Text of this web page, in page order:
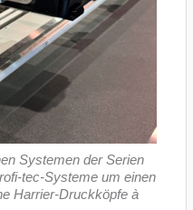
Systemen der Serien
tec-Systeme um einen
Harrier-Druckköpfe à